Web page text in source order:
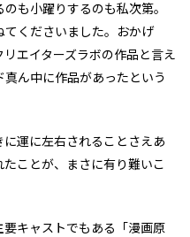
も小躍りするのも私次第。
くださいました。おかげ
エイターズラボの作品と言え
ん中に作品があったという
運に左右されることさえあ
ことが、まさに有り難いこ
キャストでもある「漫画原